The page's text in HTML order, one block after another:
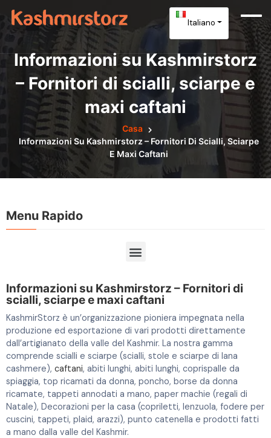
Italiano
Informazioni su Kashmirstorz
– Fornitori di scialli, sciarpe e
maxi caftani
Casa
Informazioni Su Kashmirstorz – Fornitori Di Scialli, Sciarpe
E Maxi Caftani
Menu Rapido
Informazioni su Kashmirstorz – Fornitori di
scialli, sciarpe e maxi caftani
KashmirStorz è un’organizzazione pioniera impegnata nella
produzione ed esportazione di vari prodotti direttamente
dall’artigianato della valle del Kashmir. La nostra gamma
comprende scialli e sciarpe (scialli, stole e sciarpe di lana
cashmere), caftani, abiti lunghi, abiti lunghi, coprispalle da
spiaggia, top ricamati da donna, poncho, borse da donna
ricamate, tappeti annodati a mano, paper machie (regali di
Natale), Decorazioni per la casa (copriletti, lenzuola, fodere per
cuscini, tappeti, plaid, arazzi), punto catenella e prodotti fatti
a mano dalla valle del Kashmir.